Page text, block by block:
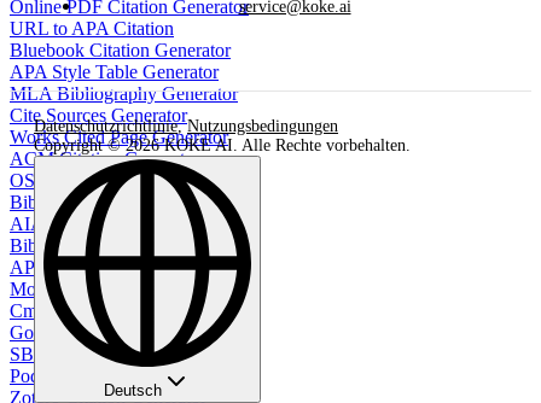
Online PDF Citation Generator
URL to APA Citation
Bluebook Citation Generator
APA Style Table Generator
MLA Bibliography Generator
Cite Sources Generator
Works Cited Page Generator
ACM Citation Generator
OSCOLA Citation Generator
Bibliography generator
AIAA Citation Generator
BibTeX Citation Generator
APA bibliography maker
Movie Citation Generator
Cmos Citation Generator
Google Citation Generator
SBL Citation Generator
Podcast Citation Generator
Zotero Citation Generator
service@koke.ai
Datenschutzrichtlinie,Nutzungsbedingungen
Copyright © 2026 KOKE AI. Alle Rechte vorbehalten.
Deutsch